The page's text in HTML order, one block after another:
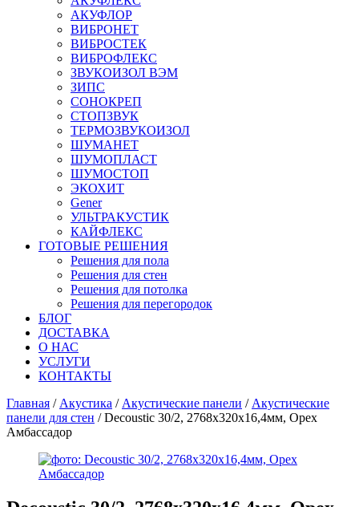
АКУФЛОР
ВИБРОНЕТ
ВИБРОСТЕК
ВИБРОФЛЕКС
ЗВУКОИЗОЛ ВЭМ
ЗИПС
СОНОКРЕП
СТОПЗВУК
ТЕРМОЗВУКОИЗОЛ
ШУМАНЕТ
ШУМОПЛАСТ
ШУМОСТОП
ЭКОХИТ
Gener
УЛЬТРАКУСТИК
КАЙФЛЕКС
ГОТОВЫЕ РЕШЕНИЯ
Решения для пола
Решения для стен
Решения для потолка
Решения для перегородок
БЛОГ
ДОСТАВКА
О НАС
УСЛУГИ
КОНТАКТЫ
Главная / Акустика / Акустические панели / Акустические
панели для стен / Decoustic 30/2, 2768x320x16,4мм, Орех
Амбассадор